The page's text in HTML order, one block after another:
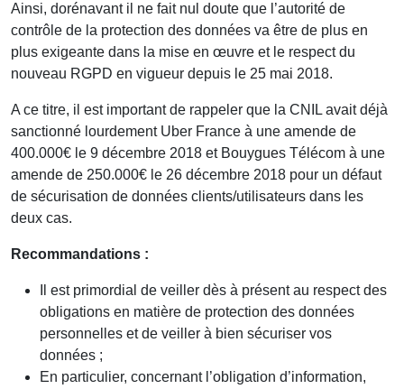
Ainsi, dorénavant il ne fait nul doute que l’autorité de
contrôle de la protection des données va être de plus en
plus exigeante dans la mise en œuvre et le respect du
nouveau RGPD en vigueur depuis le 25 mai 2018.
A ce titre, il est important de rappeler que la CNIL avait déjà
sanctionné lourdement Uber France à une amende de
400.000€ le 9 décembre 2018 et Bouygues Télécom à une
amende de 250.000€ le 26 décembre 2018 pour un défaut
de sécurisation de données clients/utilisateurs dans les
deux cas.
Recommandations :
Il est primordial de veiller dès à présent au respect des
obligations en matière de protection des données
personnelles et de veiller à bien sécuriser vos
données ;
En particulier, concernant l’obligation d’information,